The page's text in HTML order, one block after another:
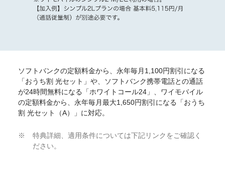
ソフトバンクの定額料金から、永年毎月1,100円割引になる
「おうち割 光セット」や、ソフトバンク携帯電話との通話
が24時間無料になる「ホワイトコール24」、ワイモバイル
の定額料金から、永年毎月最大1,650円割引になる「おうち
割 光セット（A）」に対応。
特典詳細、適用条件については下記リンクをご確認く
ださい。